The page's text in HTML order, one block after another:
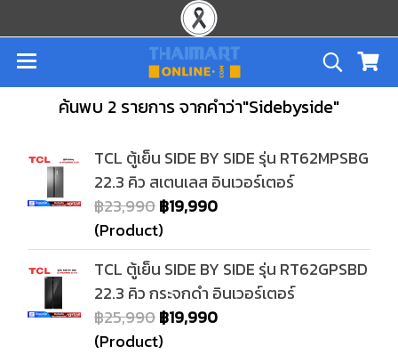
ค้นพบ 2 รายการ จากคำว่า"Sidebyside"
TCL ตู้เย็น SIDE BY SIDE รุ่น RT62MPSBG
22.3 คิว สเตนเลส อินเวอร์เตอร์
฿23,990฿19,990
(Product)
TCL ตู้เย็น SIDE BY SIDE รุ่น RT62GPSBD
22.3 คิว กระจกดำ อินเวอร์เตอร์
฿25,990฿19,990
(Product)